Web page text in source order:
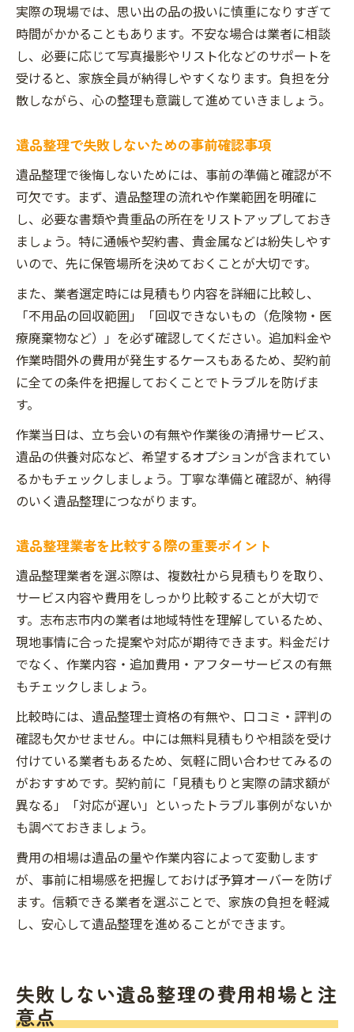
実際の現場では、思い出の品の扱いに慎重になりすぎて
時間がかかることもあります。不安な場合は業者に相談
し、必要に応じて写真撮影やリスト化などのサポートを
受けると、家族全員が納得しやすくなります。負担を分
散しながら、心の整理も意識して進めていきましょう。
遺品整理で失敗しないための事前確認事項
遺品整理で後悔しないためには、事前の準備と確認が不
可欠です。まず、遺品整理の流れや作業範囲を明確に
し、必要な書類や貴重品の所在をリストアップしておき
ましょう。特に通帳や契約書、貴金属などは紛失しやす
いので、先に保管場所を決めておくことが大切です。
また、業者選定時には見積もり内容を詳細に比較し、
「不用品の回収範囲」「回収できないもの（危険物・医
療廃棄物など）」を必ず確認してください。追加料金や
作業時間外の費用が発生するケースもあるため、契約前
に全ての条件を把握しておくことでトラブルを防げま
す。
作業当日は、立ち会いの有無や作業後の清掃サービス、
遺品の供養対応など、希望するオプションが含まれてい
るかもチェックしましょう。丁寧な準備と確認が、納得
のいく遺品整理につながります。
遺品整理業者を比較する際の重要ポイント
遺品整理業者を選ぶ際は、複数社から見積もりを取り、
サービス内容や費用をしっかり比較することが大切で
す。志布志市内の業者は地域特性を理解しているため、
現地事情に合った提案や対応が期待できます。料金だけ
でなく、作業内容・追加費用・アフターサービスの有無
もチェックしましょう。
比較時には、遺品整理士資格の有無や、口コミ・評判の
確認も欠かせません。中には無料見積もりや相談を受け
付けている業者もあるため、気軽に問い合わせてみるの
がおすすめです。契約前に「見積もりと実際の請求額が
異なる」「対応が遅い」といったトラブル事例がないか
も調べておきましょう。
費用の相場は遺品の量や作業内容によって変動します
が、事前に相場感を把握しておけば予算オーバーを防げ
ます。信頼できる業者を選ぶことで、家族の負担を軽減
し、安心して遺品整理を進めることができます。
失敗しない遺品整理の費用相場と注
意点